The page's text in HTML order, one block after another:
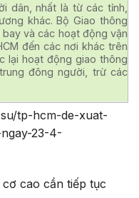
dân, nhất là từ các tỉnh,
khác. Bộ Giao thông
và các hoạt động vận
đến các nơi khác trên
lại hoạt động giao thông
đông người, trừ các
tp-hcm-de-xuat-
23-4-